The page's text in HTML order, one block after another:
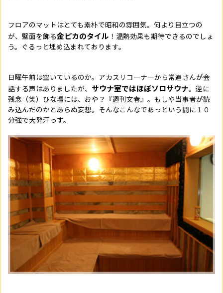
フロアのマットはとても素朴で昭和の雰囲気。何より目立つの
が、壁面を飾る金ピカのタイル ！温熱効果も期待できるのでしょ
う。ぐるっと埋め込まれております。
日曜午前は空いているのか。アカスリコ―ナ―から常連さんが会
話する声はありましたが、 サウナ室ではほぼソロサウナ。逆に
残念（笑）ひな壇には、おや？『週刊文春』。もしや当事者が読
み込んだのかとあらぬ妄想。そんなこんなであっという間に１０
分強で大発汗っす。